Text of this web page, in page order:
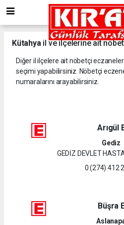
Kütahya il ve ilçelerine ait
Diğer il ilçelere ait nöbetçi
seçimi yapabilirsiniz. Nöbetçi
numaralarını arayabilirsiniz.
Arıgül
Gediz
GEDİZ DEVLET
0 (274) 412
Büşra